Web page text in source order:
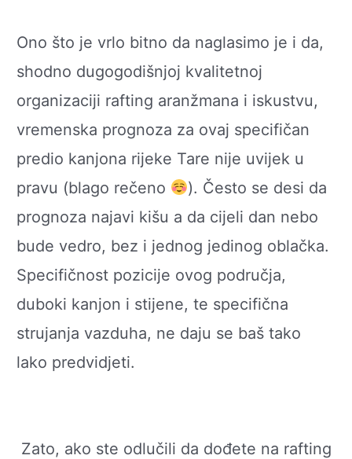
Ono što je vrlo bitno da naglasimo je i da,
shodno dugogodišnjoj kvalitetnoj
organizaciji rafting aranžmana i iskustvu,
vremenska prognoza za ovaj specifičan
predio kanjona rijeke Tare nije uvijek u
pravu (blago rečeno
). Često se desi da
prognoza najavi kišu a da cijeli dan nebo
bude vedro, bez i jednog jedinog oblačka.
Specifičnost pozicije ovog područja,
duboki kanjon i stijene, te specifična
strujanja vazduha, ne daju se baš tako
lako predvidjeti.
Zato, ako ste odlučili da dođete na rafting